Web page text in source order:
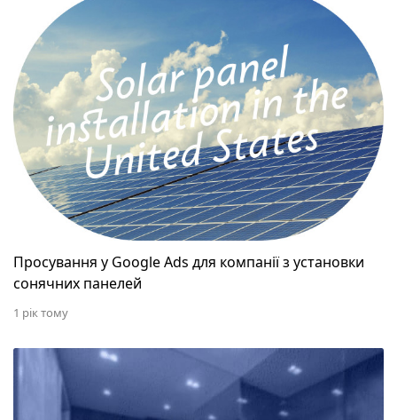
Просування у Google Ads для компанії з установки
сонячних панелей
1 рік тому
Кейс: 942% ROI — ефективна рекламна кампанія